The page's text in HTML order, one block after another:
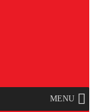
MENU